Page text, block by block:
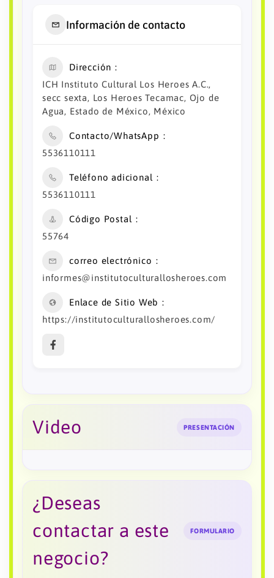
Información de contacto
Dirección
ICH Instituto Cultural Los Heroes A.C.,
secc sexta, Los Heroes Tecamac, Ojo de
Agua, Estado de México, México
Contacto/WhatsApp
5536110111
Teléfono adicional
5536110111
Código Postal
55764
correo electrónico
informes@institutoculturallosheroes.com
Enlace de Sitio Web
https://institutoculturallosheroes.com/
Video PRESENTACIÓN
¿Deseas
contactar a este
negocio?
FORMULARIO